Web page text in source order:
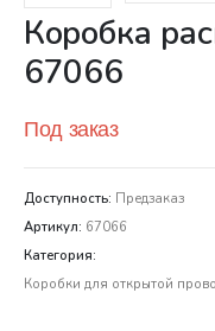
Коробка
67066
Под заказ
Доступность: Предзаказ
Артикул: 67066
Категория:
Коробки для открытой